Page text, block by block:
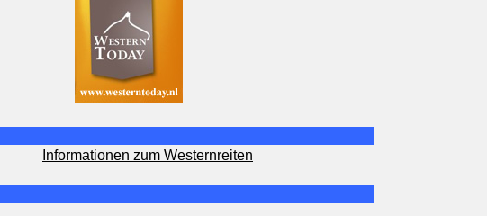
Informationen zum Westernreiten